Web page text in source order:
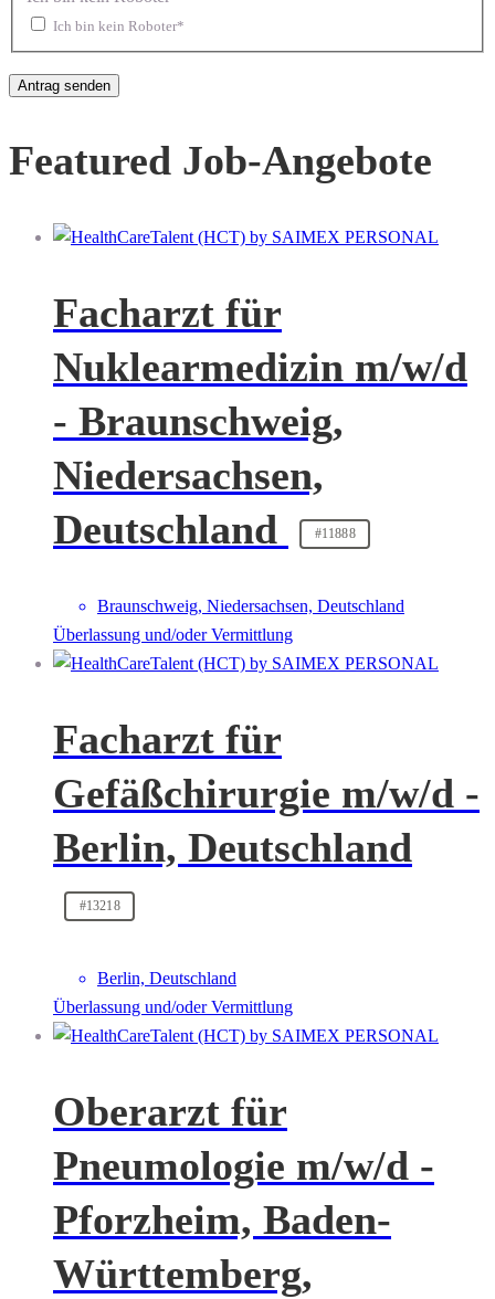
Ich bin kein Roboter*
Featured Job-Angebote
Facharzt für
Nuklearmedizin m/w/d
- Braunschweig,
Niedersachsen,
Deutschland
#11888
Braunschweig, Niedersachsen, Deutschland
Überlassung und/oder Vermittlung
Facharzt für
Gefäßchirurgie m/w/d -
Berlin, Deutschland
#13218
Berlin, Deutschland
Überlassung und/oder Vermittlung
Oberarzt für
Pneumologie m/w/d -
Pforzheim, Baden-
Württemberg,